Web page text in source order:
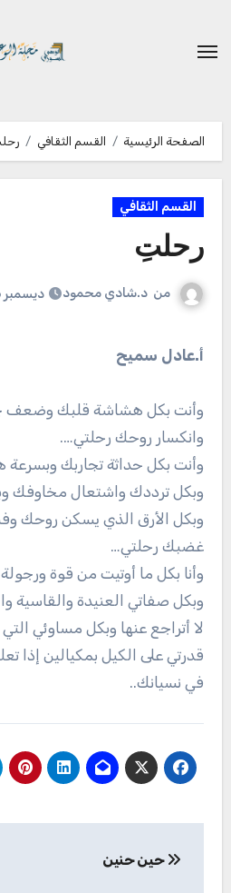
المحتوى
الصفحة الرئيسية القسم الثقافي
القسم الثقافي
رحلتِ
من د.شادي محمود ديسمبر 26, 2024
أ.عادل سميح
وأنت بكل هشاشة قلبك
وانكسار روحك رحلتي….
وأنت بكل حداثة تجاربك
وبكل ترددك واشتعال مخاوفك
وبكل الأرق الذي يسكن روحك
غضبك رحلتي…
وأنا بكل ما أوتيت من قوة
وبكل صفاتي العنيدة والقاسية
لا أتراجع عنها وبكل مساوئي
قدرتي على الكيل بمكيالين إذا
في نسيانك..
المقالات
حين حنين